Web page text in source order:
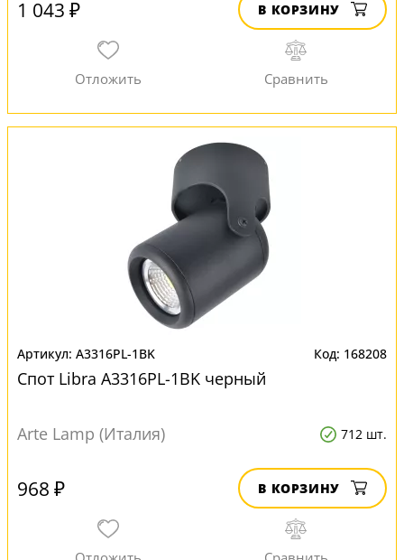
1 043 ₽ В КОРЗИНУ
A3316PL-1BK 168208
Спот Libra A3316PL-1BK черный
Arte Lamp (Италия) 712 шт.
968 ₽ В КОРЗИНУ